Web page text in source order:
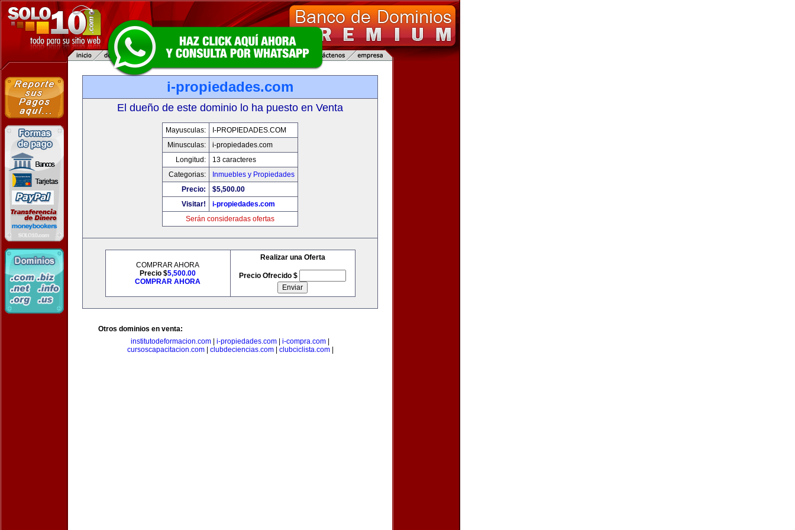
i-propiedades.com
El dueño de este dominio lo ha puesto en Venta
Mayusculas:
I-PROPIEDADES.COM
Minusculas:
i-propiedades.com
Longitud:
13 caracteres
Categorias:
Inmuebles y Propiedades
Precio:
$5,500.00
Visitar!
i-propiedades.com
Serán consideradas ofertas
COMPRAR AHORA
Precio $5,500.00
COMPRAR AHORA
Realizar una Oferta
Precio Ofrecido $
Otros dominios en venta:
institutodeformacion.com
i-propiedades.com i-compra.com
cursoscapacitacion.com| clubdeciencias.com| clubciclista.com|